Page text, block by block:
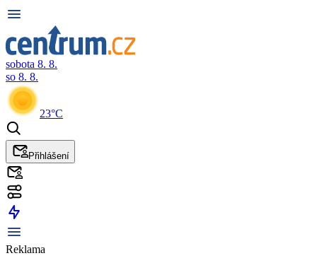
sobota 8. 8.
so 8. 8.
23°C
Přihlášení
Reklama